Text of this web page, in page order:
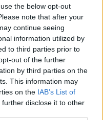
the below opt-out
note that after your
continue seeing
information utilized by
to third parties prior to
out of the further
by third parties on the
This information may
on the IAB’s List of
further disclose it to other